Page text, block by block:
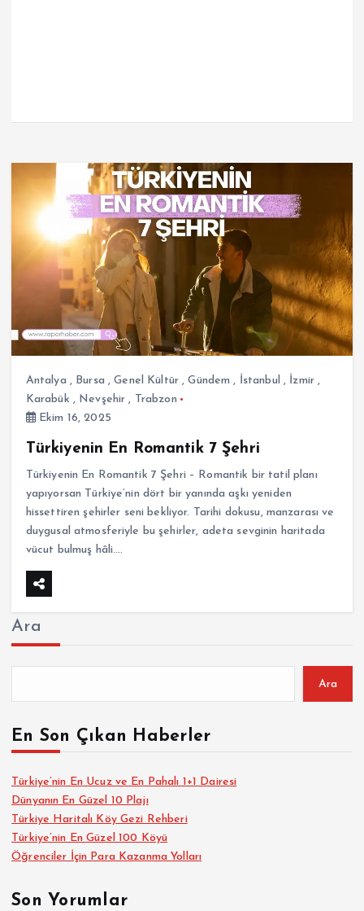
Antalya , Bursa ,Genel Kültür,Gündem , İstanbul , İzmir ,
Karabük , Nevşehir , Trabzon
Ekim 16, 2025
Türkiyenin En Romantik 7 Şehri
Türkiyenin En Romantik 7 Şehri – Romantik bir tatil planı
yapıyorsan Türkiye’nin dört bir yanında aşkı yeniden
hissettiren şehirler seni bekliyor. Tarihi dokusu, manzarası ve
duygusal atmosferiyle bu şehirler, adeta sevginin haritada
vücut bulmuş hâli.…
Ara
Ara
En Son Çıkan Haberler
Türkiye’nin En Ucuz ve En Pahalı 1+1 Dairesi
Dünyanın En Güzel 10 Plajı
Türkiye Haritalı Köy Gezi Rehberi
Türkiye’nin En Güzel 100 Köyü
Öğrenciler İçin Para Kazanma Yolları
Son Yorumlar